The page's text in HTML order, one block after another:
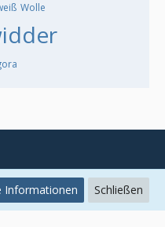
Wolle
Informationen Schließen